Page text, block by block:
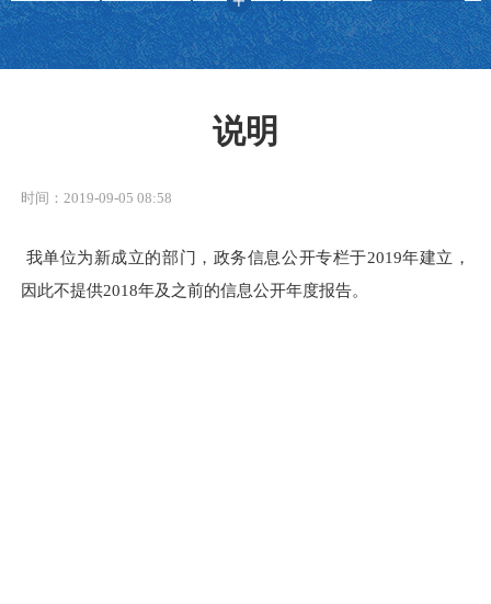
说明
时间：2019-09-05 08:58
我单位为新成立的部门，政务信息公开专栏于2019年建立，
因此不提供2018年及之前的信息公开年度报告。